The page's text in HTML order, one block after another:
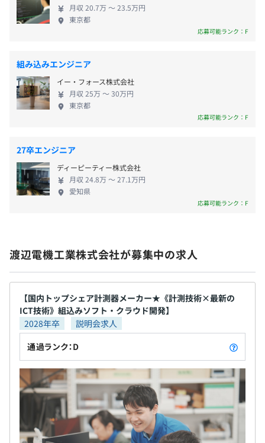
ます。
組み込みソフト開発8名、Webアプリ開発1名、Windows
※それ以外はハードウェア開発者です。
◎社員の2割は開発従事者です！
わたしたちの業界では、開発に携わる社員は全社の1割が
一般的です。しかし当社では製品の性能を重視しており、
大学卒業後、大手電機会社に入社し、エンジニアとしてオ
ーディオ製品開発に従事。
その後、ベンチャー企業にてロボット開発を担当した後、
現職に入社。Iot製品を中心に計測機器の開発を推進して
・通勤交通費（全額支給 月100,000円まで）
・家族手当：配偶者（扶養の場合）10,000円、子1人につ
・住居手当：独身者：20,000円、既婚者：30,000円
・出張手当
・役職手当
・展示会手当
賞与：年2回（6月、12月）
※標準賞与約4カ月
※2024年実績5.2カ月
通信機器産業健康保険組合加入
社会保険完備（健康保険・厚生年金加入・雇用保険・労災
保険）
無期雇用
月収 20.7万 〜 23.5万円
東京都
応募可能ランク：F
組み込みエンジニア
イー・フォース株式会社
月収 25万 〜 30万円
東京都
応募可能ランク：F
27卒エンジニア
ディーピーティー株式会社
月収 24.8万 〜 27.1万円
愛知県
応募可能ランク：F
渡辺電機工業株式会社が募集中の求人
【国内トップシェア計測器メーカー★《計測技術×最新の
ICT技術》組込みソフト・クラウド開発】
2028年卒
説明会求人
通過ランク：D